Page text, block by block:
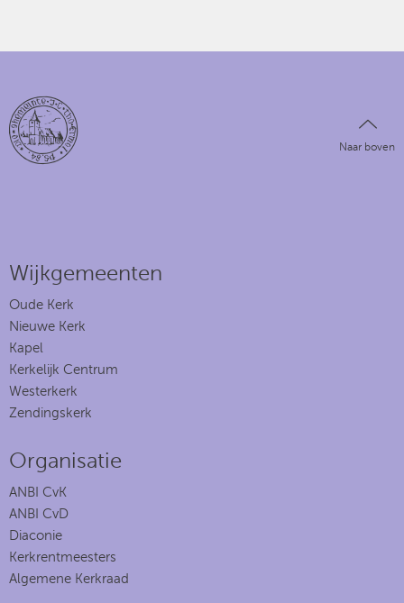
Naar boven
Wijkgemeenten
Oude Kerk
Nieuwe Kerk
Kapel
Kerkelijk Centrum
Westerkerk
Zendingskerk
Organisatie
ANBI CvK
ANBI CvD
Diaconie
Kerkrentmeesters
Algemene Kerkraad